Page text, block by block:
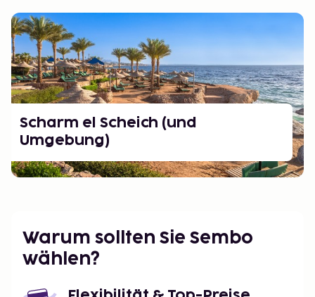
Scharm el Scheich (und
Umgebung)
Warum sollten Sie Sembo
wählen?